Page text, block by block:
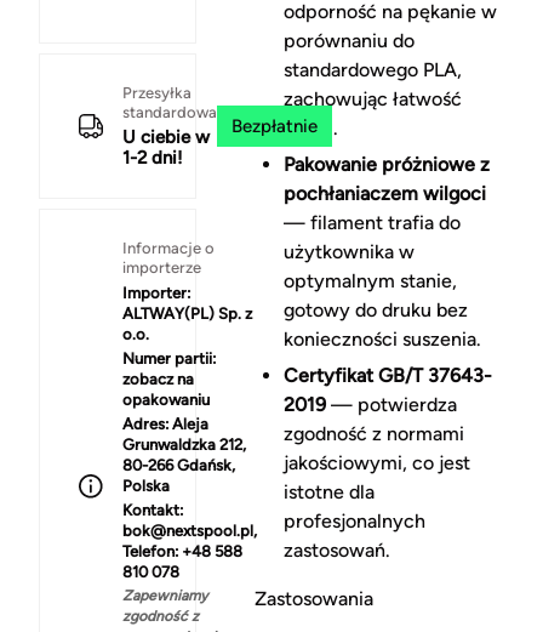
Przesyłka
standardowa
U ciebie w
1-2 dni!
Bezpłatnie
Informacje o
importerze
Importer:
ALTWAY(PL) Sp. z
o.o.
Numer partii:
zobacz na
opakowaniu
Adres: Aleja
Grunwaldzka 212,
80-266 Gdańsk,
Polska
Kontakt:
bok@nextspool.pl,
Telefon: +48 588
810 078
Zapewniamy
zgodność z
odporność na pękanie w
porównaniu do
standardowego PLA,
zachowując łatwość
druku.
Pakowanie próżniowe z
pochłaniaczem wilgoci
— filament trafia do
użytkownika w
optymalnym stanie,
gotowy do druku bez
konieczności suszenia.
Certyfikat GB/T 37643-
2019— potwierdza
zgodność z normami
jakościowymi, co jest
istotne dla
profesjonalnych
zastosowań.
Zastosowania